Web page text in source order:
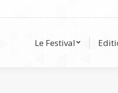
Le Festival
Le Festival